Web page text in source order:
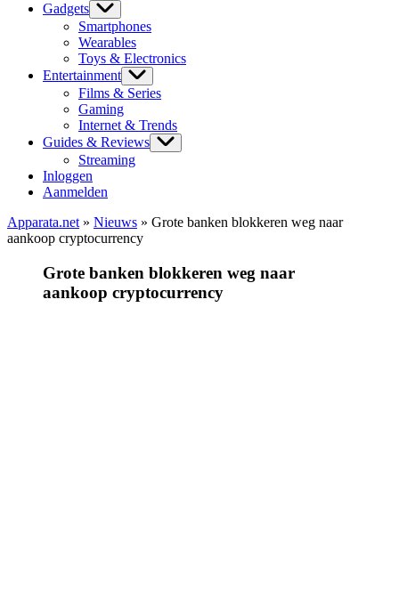
Gadgets
Smartphones
Wearables
Toys & Electronics
Entertainment
Films & Series
Gaming
Internet & Trends
Guides & Reviews
Streaming
Inloggen
Aanmelden
Apparata.net » Nieuws » Grote banken blokkeren weg naar
aankoop cryptocurrency
Grote banken blokkeren weg naar
aankoop cryptocurrency